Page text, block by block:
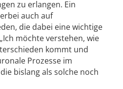
zu erlangen. Ein
auch auf
die dabei eine wichtige
möchte verstehen, wie
kommt und
Prozesse im
bislang als solche noch